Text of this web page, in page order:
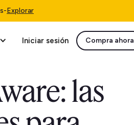
-Explorar
Iniciar sesión Compra ahora
las